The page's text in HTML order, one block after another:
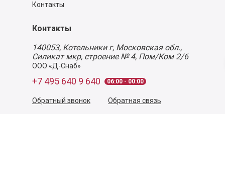
Контакты
Контакты
140053, Котельники г, Московская обл.,
Силикат мкр, строение № 4, Пом/Ком 2/6
ООО «Д-Снаб»
+7 495 640 9 640 06:00 - 00:00
Обратный звонок Обратная связь